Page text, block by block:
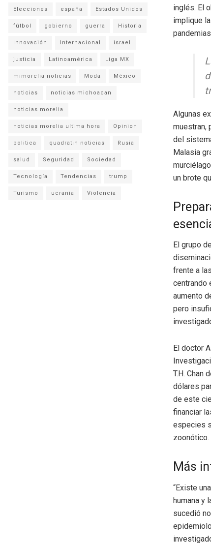
inglés. El
implique
Algunas
muestran,
del
Malasia
un brote
El grupo
frente a
centrando
aumento
pero
El doctor
T.H. Chan
dólares
de este
financiar
especies
zoonótico.
Más
“Existe
humana y
sucedió
Elecciones españa Estados Unidos
fútbol gobierno guerra Historia
Innovación Internacional israel
justicia Latinoamérica Liga MX
mimorelia noticias Moda México
noticias noticias michoacan
noticias morelia
noticias morelia ultima hora Opinion
politica quadratin noticias Rusia
salud Seguridad Sociedad
Tecnología Tendencias trump
Turismo ucrania Violencia